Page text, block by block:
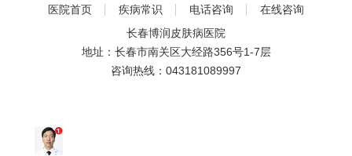
医院首页 疾病常识 电话咨询
在线咨询
长春博润皮肤病医院
地址：长春市南关区大经路356号1-7层
咨询热线： 043181089997